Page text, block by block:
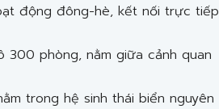
động đông-hè, kết nối trực tiếp
300 phòng, nằm giữa cảnh quan
trong hệ sinh thái biển nguyên